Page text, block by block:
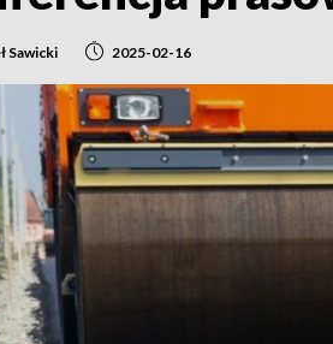
Sawicki 2025-02-16